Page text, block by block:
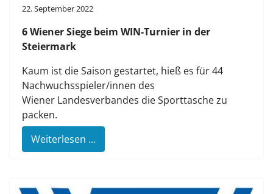
22. September 2022
6 Wiener Siege beim WIN-Turnier in der
Steiermark
Kaum ist die Saison gestartet, hieß es für 44
Nachwuchsspieler/innen des
Wiener Landesverbandes die Sporttasche zu
packen.
Weiterlesen …